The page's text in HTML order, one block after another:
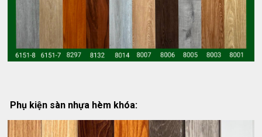
Phụ kiện sàn nhựa hèm khóa: